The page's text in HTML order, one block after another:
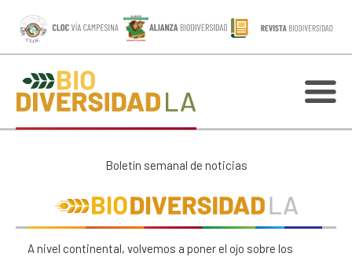
Boletín semanal de noticias
A nivel continental, volvemos a poner el ojo sobre los